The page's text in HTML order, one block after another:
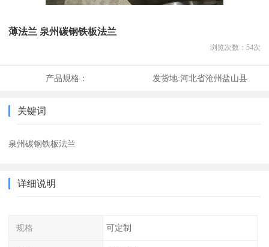
薄法兰 泉州碳钢铁板法兰
浏览次数： 54次
产品规格： 发货地:河北省沧州盐山县
关键词
泉州碳钢铁板法兰
详细说明
规格 可定制